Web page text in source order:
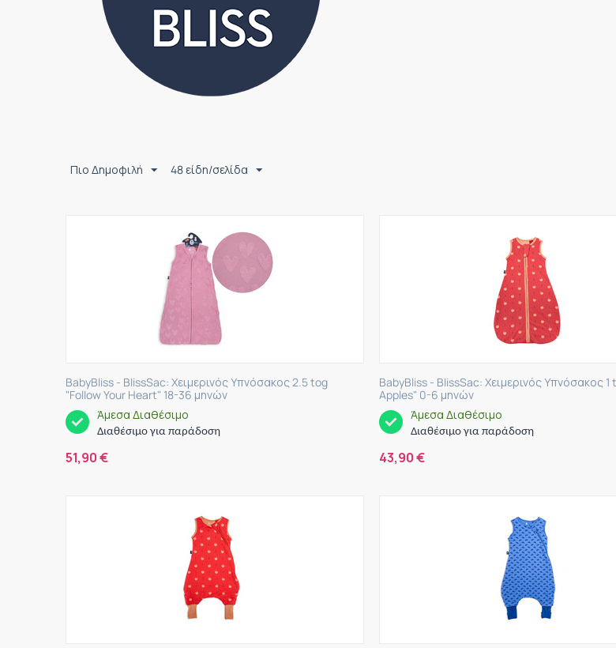
Πιο Δημοφιλή 48 είδη/σελίδα
BabyBliss - BlissSac: Χειμερινός Υπνόσακος 2.5 tog
"Follow Your Heart" 18-36 μηνών
Άμεσα Διαθέσιμο
Διαθέσιμο για παράδοση
51,90€
BabyBliss - BlissSac: Χειμερινός Υπνόσακος 1
Apples" 0-6 μηνών
Άμεσα Διαθέσιμο
Διαθέσιμο για παράδοση
43,90€